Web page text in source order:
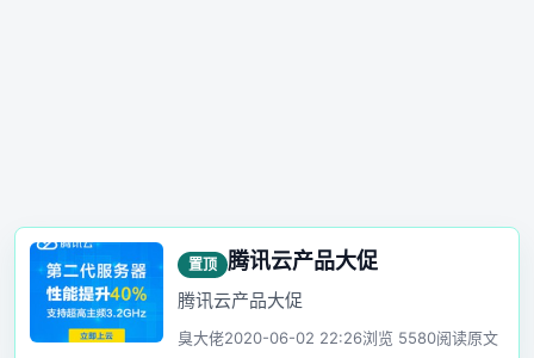
置顶 腾讯云产品大促
腾讯云产品大促
臭大佬2020-06-02 22:26浏览 5580阅读原文